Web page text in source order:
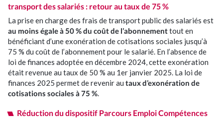
transport des salariés : retour au taux de 75 %
La prise en charge des frais de transport public des salariés est
au moins égale à 50 % du coût de l’abonnementtout en
bénéficiant d’une exonération de cotisations sociales jusqu’à
75 % du coût de l’abonnement pour le salarié. En l’absence de
loi de finances adoptée en décembre 2024, cette exonération
était revenue au taux de 50 % au 1er janvier 2025. La loi de
finances 2025 permet de revenir au taux d’exonération de
cotisations sociales à 75 %.
Réduction du dispositif Parcours Emploi Compétences